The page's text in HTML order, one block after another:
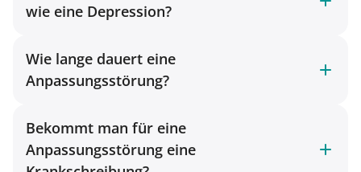
wie eine Depression?
Wie lange dauert eine
Anpassungsstörung?
Bekommt man für eine
Anpassungsstörung eine